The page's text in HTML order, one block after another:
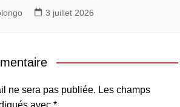
3 juillet 2026
ne sera pas publiée. Les champs